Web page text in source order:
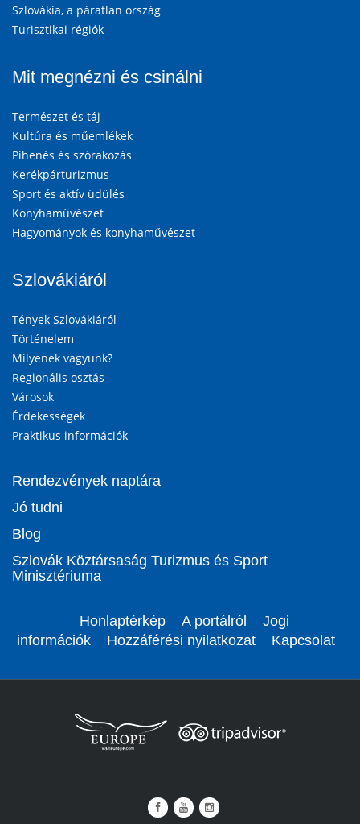
Szlovákia, a páratlan ország
Turisztikai régiók
Mit megnézni és csinálni
Természet és táj
Kultúra és műemlékek
Pihenés és szórakozás
Kerékpárturizmus
Sport és aktív üdülés
Konyhaművészet
Hagyományok és konyhaművészet
Szlovákiáról
Tények Szlovákiáról
Történelem
Milyenek vagyunk?
Regionális osztás
Városok
Érdekességek
Praktikus információk
Rendezvények naptára
Jó tudni
Blog
Szlovák Köztársaság Turizmus és Sport
Minisztériuma
Honlaptérkép A portálról
Jogi
információk
Hozzáférési nyilatkozat Kapcsolat